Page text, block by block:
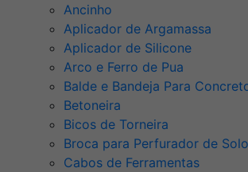
Ancinho
Aplicador de Argamassa
Aplicador de Silicone
Arco e Ferro de Pua
Balde e Bandeja Para
Betoneira
Bicos de Torneira
Broca para Perfurador de Solo
Cabos de Ferramentas